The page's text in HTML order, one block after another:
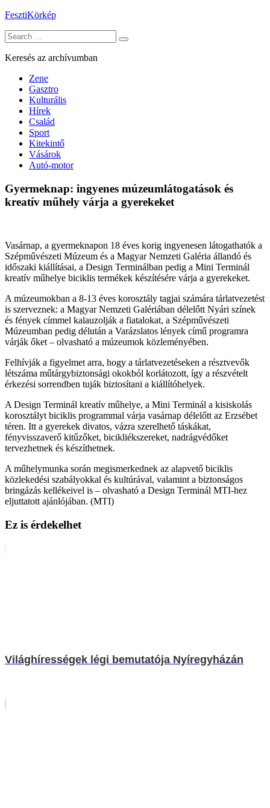
Skip
content
FesztiKörkép
Search
for:
Keresés az archívumban
Zene
Gasztro
Kulturális
Hírek
Család
Sport
Kitekintő
Vásárok
Autó-motor
Gyermeknap: ingyenes múzeumlátogatások és
kreatív műhely várja a gyerekeket
Vasárnap, a gyermeknapon 18 éves korig ingyenesen látogathatók a
Szépművészeti Múzeum és a Magyar Nemzeti Galéria állandó és
időszaki kiállításai, a Design Terminálban pedig a Mini Terminál
kreatív műhelye biciklis termékek készítésére várja a gyerekeket.
A múzeumokban a 8-13 éves korosztály tagjai számára tárlatvezetést
is szerveznek: a Magyar Nemzeti Galériában délelőtt Nyári színek
és fények címmel kalauzolják a fiatalokat, a Szépművészeti
Múzeumban pedig délután a Varázslatos lények című programra
várják őket – olvasható a múzeumok közleményében.
Felhívják a figyelmet arra, hogy a tárlatvezetéseken a résztvevők
létszáma műtárgybiztonsági okokból korlátozott, így a részvételt
érkezési sorrendben tuják biztosítani a kiállítóhelyek.
A Design Terminál kreatív műhelye, a Mini Terminál a kisiskolás
korosztályt biciklis programmal várja vasárnap délelőtt az Erzsébet
téren. Itt a gyerekek divatos, vázra szerelhető táskákat,
fényvisszaverő kitűzőket, bicikliékszereket, nadrágvédőket
tervezhetnek és készíthetnek.
A műhelymunka során megismerkednek az alapvető biciklis
közlekedési szabályokkal és kultúrával, valamint a biztonságos
bringázás kellékeivel is – olvasható a Design Terminál MTI-hez
eljuttatott ajánlójában. (MTI)
Ez is érdekelhet
Világhírességek légi bemutatója Nyíregyházán